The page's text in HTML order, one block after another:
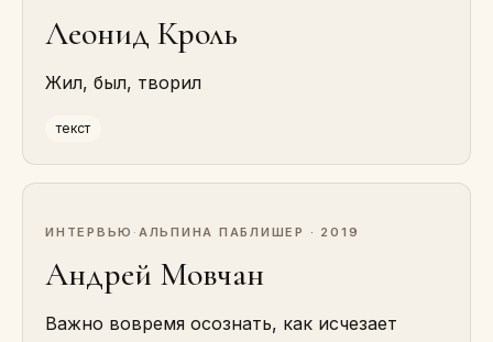
Леонид Кроль
Жил, был, творил
текст
ИНТЕРВЬЮ · АЛЬПИНА ПАБЛИШЕР · 2019
Андрей Мовчан
Важно вовремя осознать, как исчезает